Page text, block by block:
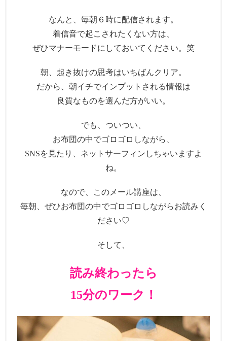
なんと、毎朝６時に配信されます。
着信音で起こされたくない方は、
ぜひマナーモードにしておいてください。笑
朝、起き抜けの思考はいちばんクリア。
だから、朝イチでインプットされる情報は
良質なものを選んだ方がいい。
でも、ついつい、
お布団の中でゴロゴロしながら、
SNSを見たり、ネットサーフィンしちゃいますよ
ね。
なので、このメール講座は、
毎朝、ぜひお布団の中でゴロゴロしながらお読みく
ださい♡
そして、
読み終わったら
15分のワーク！